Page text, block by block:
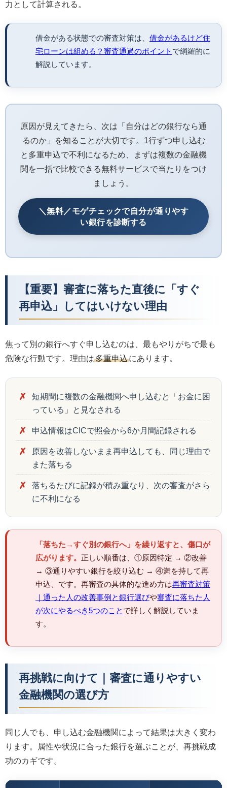
力として計算される。
借金がある状態での審査対策は、 借金があるけど住
宅ローンは組める？審査通過のポイント で網羅的に
解説しています。
原因が見えてきたら、次は「自分はどの銀行なら通
るのか」を知ることが大切です。1行ずつ申し込む
と多重申込で不利になるため、まずは複数の金融機
関を一括で比較できる無料サービスで当たりをつけ
ましょう。
＼無料／モゲチェックで自分が通りやす
い銀行を診断する
【重要】審査に落ちた直後に「すぐ
再申込」してはいけない理由
焦って別の銀行へすぐ申し込むのは、最もやりがちで最も
危険な行動です。理由は多重申込にあります。
短期間に複数の金融機関へ申し込むと「お金に困
っている」と見なされる
申込情報はCICで照会から6か月間記録される
原因を改善しないまま再申込しても、同じ理由で
また落ちる
落ちるたびに記録が積み重なり、次の審査がさら
に不利になる
「落ちた→すぐ別の銀行へ」を繰り返すと、傷口が
広がります。 正しい順番は、①原因特定 → ②改善
→ ③通りやすい銀行を絞り込む → ④満を持して再
申込、です。再審査の具体的な進め方は再審査対策
｜通った人の改善事例と銀行選びや審査に落ちた人
が次にやるべき5つのこと で詳しく解説していま
す。
再挑戦に向けて｜審査に通りやすい
金融機関の選び方
同じ人でも、申し込む金融機関によって結果は大きく変わ
ります。属性や状況に合った銀行を選ぶことが、再挑戦成
功のカギです。